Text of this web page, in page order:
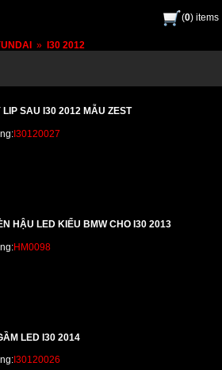
(0) items
» I30 2012
LIP SAU I30 2012 MẪU ZEST
I30120027
HẬU LED KIỂU BMW CHO I30 2013
HM0098
LED I30 2014
I30120026